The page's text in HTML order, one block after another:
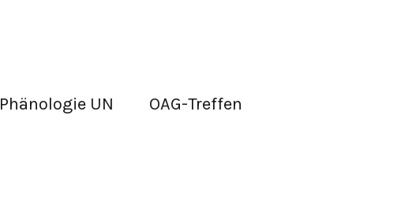
Phänologie UN OAG-Treffen